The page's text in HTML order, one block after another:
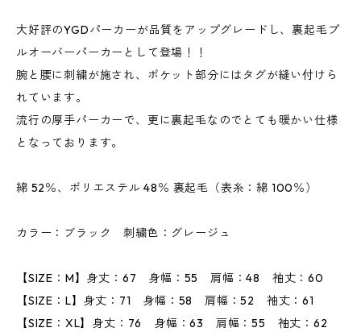
大好評のYGDパーカーが品質をアップグレードし、裏起毛プ
ルオーバーパーカーとして登場！！
腕と腰に刺繍が施され、ポケット部分にはタグが縫い付けら
れています。
流行の厚手パーカーで、更に裏起毛なのでとても暖かい仕様
となっております。
綿 52％、ポリエステル 48％ 裏起毛（表糸：綿 100％）
カラー：ブラック 刺繍色：グレージュ
【SIZE：M】身丈：67 身幅：55 肩幅：48 袖丈：60
【SIZE：L】身丈：71 身幅：58 肩幅：52 袖丈：61
【SIZE：XL】身丈：76 身幅：63 肩幅：55 袖丈：62